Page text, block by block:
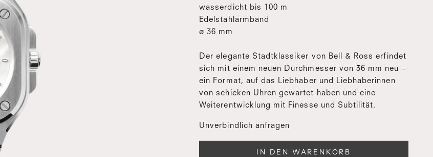
wasserdicht bis 100 m
Edelstahlarmband
ø 36 mm
Der elegante Stadtklassiker von Bell & Ross erfindet
sich mit einem neuen Durchmesser von 36 mm neu –
ein Format, auf das Liebhaber und Liebhaberinnen
von schicken Uhren gewartet haben und eine
Weiterentwicklung mit Finesse und Subtilität.
Unverbindlich anfragen
IN DEN WARENKORB